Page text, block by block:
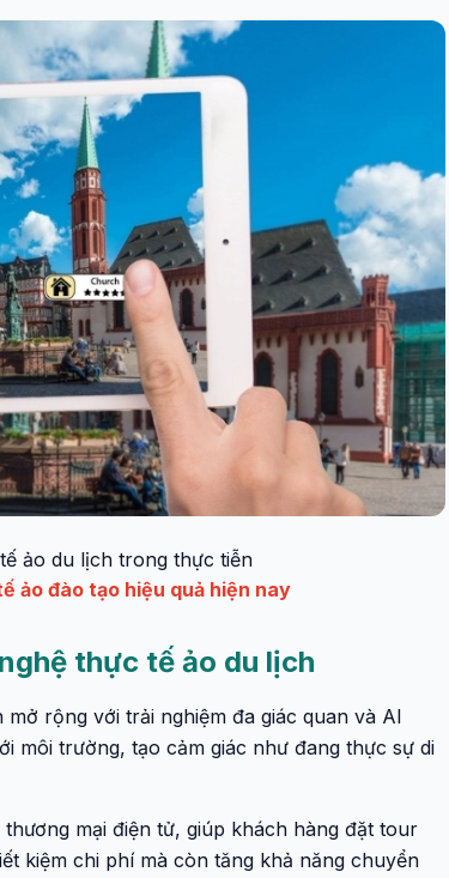
ảo du lịch trong thực tiễn
ảo đào tạo hiệu quả hiện nay
thực tế ảo du lịch
rộng với trải nghiệm đa giác quan và AI
môi trường, tạo cảm giác như đang thực sự di
mại điện tử, giúp khách hàng đặt tour
kiệm chi phí mà còn tăng khả năng chuyển